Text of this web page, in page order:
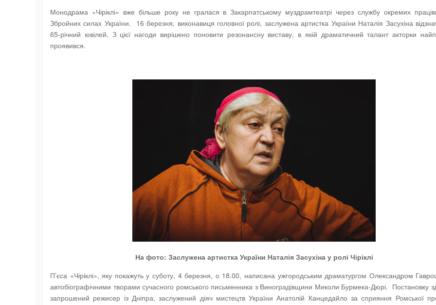
Монодрама «Чіріклі» вже більше року не гралася в Закарпатському муздрамтеатрі через службу окремих
Збройних силах України. 16 березня, виконавиця головної ролі, заслужена артистка України Наталія Засухіна
65-річний ювілей. З цієї нагоди вирішено поновити резонансну виставу, в якій драматичний талант акторки
проявився.
На фото: Заслужена артистка України Наталія Засухіна у ролі Чіріклі
П’єса «Чіріклі», яку покажуть у суботу, 4 березня, о 18.00, написана ужгородським драматургом Олександром
автобіографічними творами сучасного ромського письменника з Виноградівщини Миколи Бурмека-Дюрі. Постановку
запрошений режисер із Дніпра, заслужений діяч мистецтв України Анатолій Канцедайло за сприяння Ромської